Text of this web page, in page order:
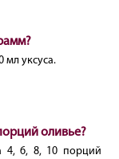
мл уксуса.
оливье?
4, 6, 8, 10 порций